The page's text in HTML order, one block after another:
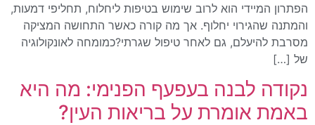
הפתרון המיידי הוא לרוב שימוש בטיפות ליחלוח, תחליפי דמעות,
והמתנה שהגירוי יחלוף. אך מה קורה כאשר התחושה המציקה
מסרבת להיעלם, גם לאחר טיפול שגרתי?כמומחה לאונקולוגיה
של […]
נקודה לבנה בעפעף הפנימי: מה היא
באמת אומרת על בריאות העין?